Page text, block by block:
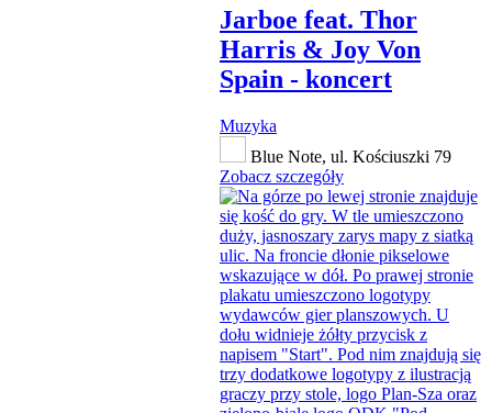
Jarboe feat. Thor
Harris & Joy Von
Spain - koncert
Muzyka
Blue Note, ul. Kościuszki 79
Zobacz szczegóły